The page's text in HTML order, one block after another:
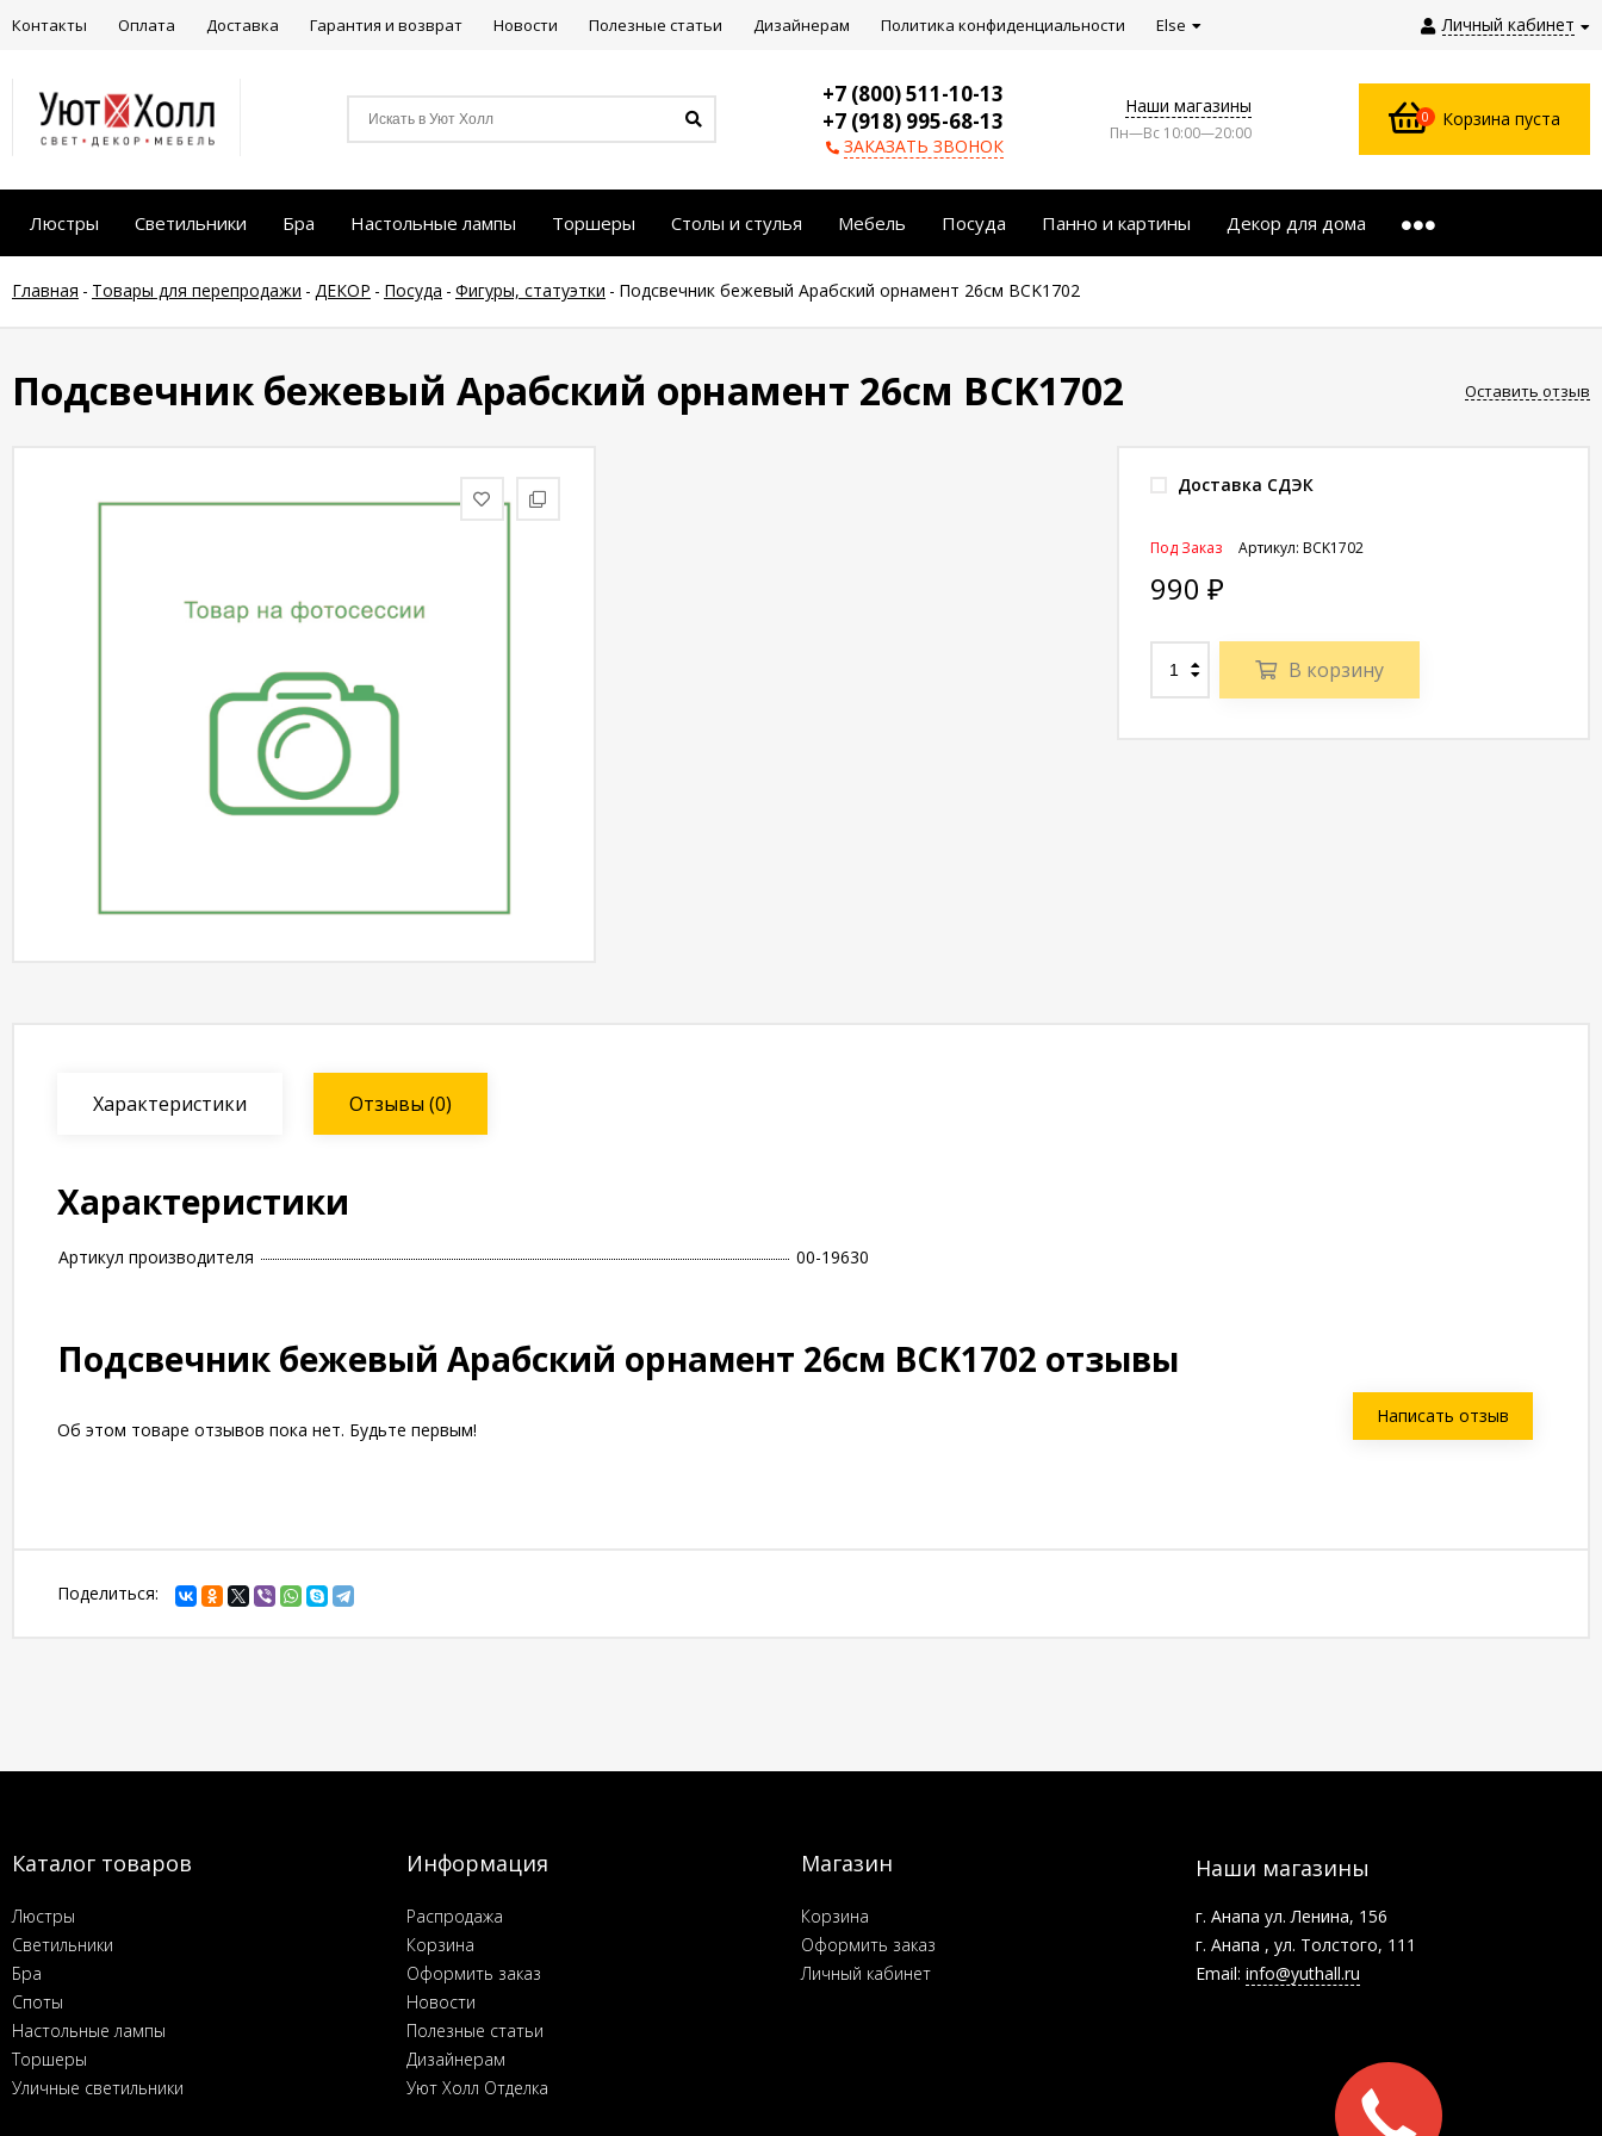
Личный кабинет
Контакты Оплата Доставка Гарантия и возврат Новости Полезные статьи Дизайнерам Политика конфиденциальности Else
+7 (800) 511-10-13
+7 (918) 995-68-13
ЗАКАЗАТЬ ЗВОНОК
Наши магазины
Пн—Вс 10:00—20:00
0 Корзина пуста
Люстры Светильники Бра Настольные лампы Торшеры Столы и стулья Мебель Посуда Панно и картины Декор для дома
Главная - Товары для перепродажи - ДЕКОР - Посуда - Фигуры, статуэтки - Подсвечник бежевый Арабский орнамент 26см BCK1702
Подсвечник бежевый Арабский орнамент 26см BCK1702 Оставить отзыв
Доставка СДЭК
Артикул: BCK1702
Под Заказ
990 ₽
В корзину
Характеристики Отзывы (0)
Характеристики
Артикул производителя 00-19630
Подсвечник бежевый Арабский орнамент 26см BCK1702 отзывы
Написать отзыв
Об этом товаре отзывов пока нет. Будьте первым!
Поделиться:
Каталог товаров
Люстры
Светильники
Бра
Споты
Настольные лампы
Торшеры
Уличные светильники
Информация
Распродажа
Корзина
Оформить заказ
Новости
Полезные статьи
Дизайнерам
Уют Холл Отделка
Магазин
Корзина
Оформить заказ
Личный кабинет
Наши магазины
г. Анапа ул. Ленина, 156
г. Анапа , ул. Толстого, 111
Email: info@yuthall.ru
Заказать
звонок